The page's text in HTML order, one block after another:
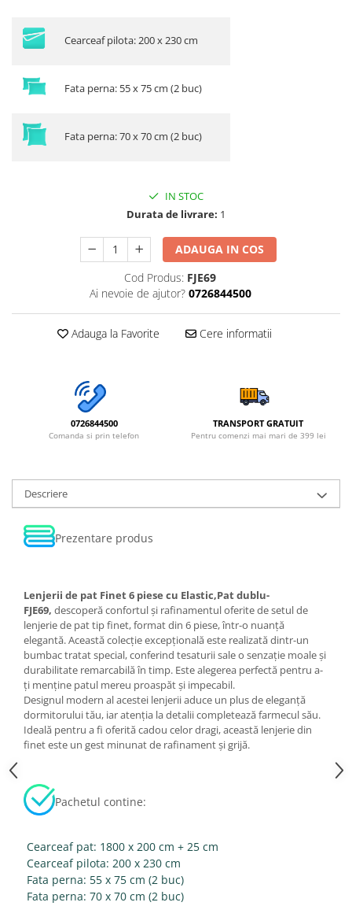
Cearceaf pilota: 200 x 230 cm
Fata perna: 55 x 75 cm (2 buc)
Fata perna: 70 x 70 cm (2 buc)
IN STOC
Durata de livrare: 1
ADAUGA IN COS
Cod Produs: FJE69
Ai nevoie de ajutor? 0726844500
Adauga la Favorite Cere informatii
0726844500
Comanda si prin telefon
TRANSPORT GRATUIT
Pentru comenzi mai mari de 399 lei
Descriere
Prezentare produs
Lenjerii de pat Finet 6 piese cu Elastic,Pat dublu-
FJE69, descoperă confortul și rafinamentul oferite de setul de
lenjerie de pat tip finet, format din 6 piese, într-o nuanță
elegantă. Această colecție excepțională este realizată dintr-un
bumbac tratat special, conferind tesaturii sale o senzație moale și
durabilitate remarcabilă în timp. Este alegerea perfectă pentru a-
ți menține patul mereu proaspăt și impecabil.
Designul modern al acestei lenjerii aduce un plus de eleganță
dormitorului tău, iar atenția la detalii completează farmecul său.
Ideală pentru a fi oferită cadou celor dragi, această lenjerie din
finet este un gest minunat de rafinament și grijă.
Pachetul contine:
Cearceaf pat: 1800 x 200 cm + 25 cm
Cearceaf pilota: 200 x 230 cm
Fata perna: 55 x 75 cm (2 buc)
Fata perna: 70 x 70 cm (2 buc)